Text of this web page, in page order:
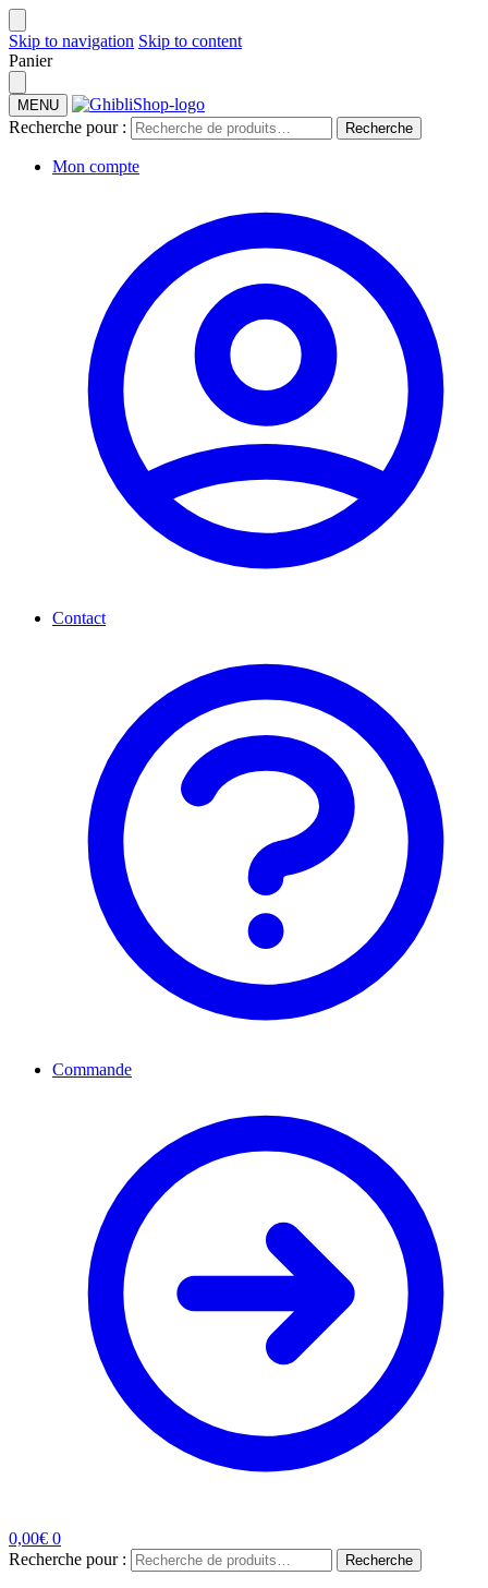
Skip to navigation Skip to content
Panier
MENU
Recherche pour : Recherche
Mon compte
Contact
Commande
0,00€ 0
Recherche pour :
Recherche